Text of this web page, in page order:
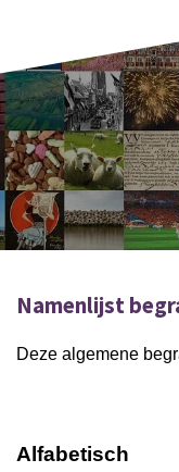
Namenlijst
Deze algemene
Alfabetisch